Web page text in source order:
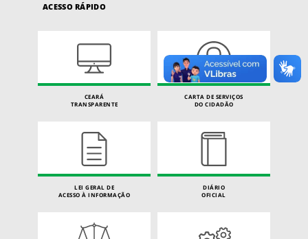
ACESSO RÁPIDO
CEARÁ
TRANSPARENTE
CARTA DE SERVIÇOS
DO CIDADÃO
LEI GERAL DE
ACESSO À INFORMAÇÃO
DIÁRIO
OFICIAL